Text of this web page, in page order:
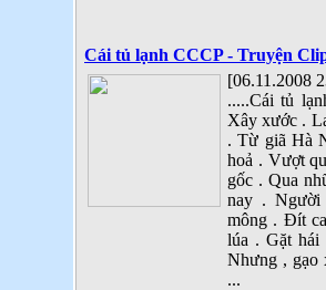
Cái tủ lạnh CCCP - Truyện
[06.11.2008
.....Cái tủ
Xây xước .
. Từ giã Hà
hoả . Vượt
gốc . Qua
nay . Người
mông . Đít
lúa . Gặt
Nhưng , gạo
...